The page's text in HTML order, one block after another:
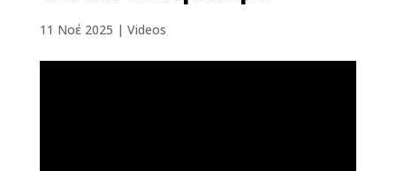
11 Νοέ 2025 | Videos